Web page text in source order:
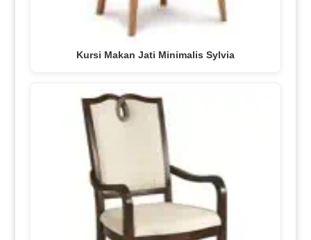
Kursi Makan Jati Minimalis Sylvia